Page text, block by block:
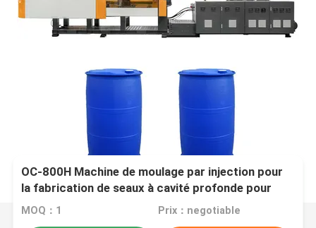
OC-800H Machine de moulage par injection pour
la fabrication de seaux à cavité profonde pour
fûts de stockage en plastique
MOQ：1 Prix：negotiable